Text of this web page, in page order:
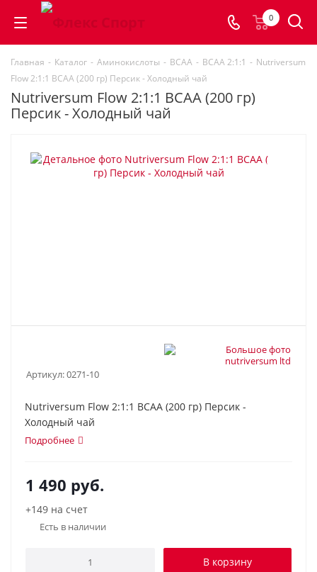
0
Главная - Каталог - Аминокислоты - BCAA - BCAA 2:1:1 - Nutriversum
Flow 2:1:1 BCAA (200 гр) Персик - Холодный чай
Nutriversum Flow 2:1:1 BCAA (200 гр)
Персик - Холодный чай
Артикул:0271-10
Nutriversum Flow 2:1:1 BCAA (200 гр) Персик -
Холодный чай
Подробнее
1 490 руб.
+149 на счет
Есть в наличии
В корзину